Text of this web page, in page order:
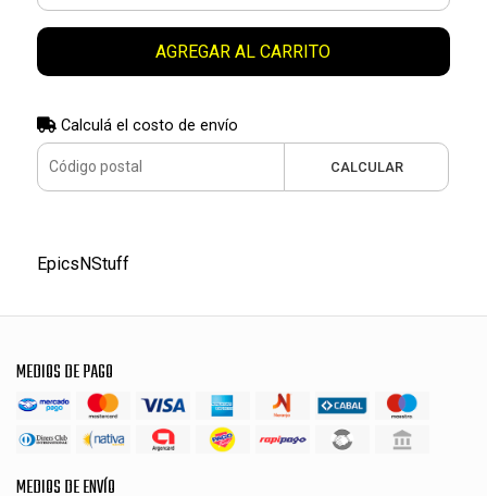
AGREGAR AL CARRITO
Calculá el costo de envío
CALCULAR
EpicsNStuff
MEDIOS DE PAGO
MEDIOS DE ENVÍO